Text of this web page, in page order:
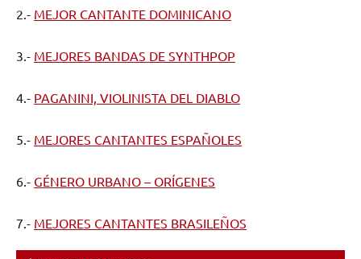
2.- MEJOR CANTANTE DOMINICANO
3.- MEJORES BANDAS DE SYNTHPOP
4.- PAGANINI, VIOLINISTA DEL DIABLO
5.- MEJORES CANTANTES ESPAÑOLES
6.- GÉNERO URBANO – ORÍGENES
7.- MEJORES CANTANTES BRASILEÑOS